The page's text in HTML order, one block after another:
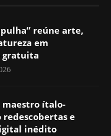
reúne arte,
em
gratuita
ítalo-
redescobertas e
inédito